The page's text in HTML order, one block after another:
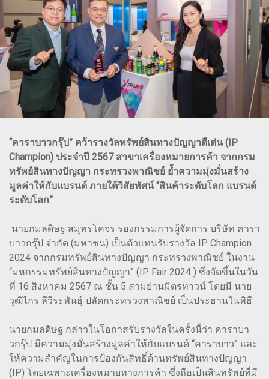
“คาราบาวกรุ๊ป” คว้ารางวัลทรัพย์สินทางปัญญาดีเด่น (IP
Champion) ประจำปี 2567 สาขาเครื่องหมายการค้า จากกรม
ทรัพย์สินทางปัญญา กระทรวงพาณิชย์ ย้ำความมุ่งมั่นสร้าง
มูลค่าให้กับแบรนด์ ภายใต้วิสัยทัศน์ “สินค้าระดับโลก แบรนด์
ระดับโลก”
นายกมลดิษฐ สมุทรโคจร รองกรรมการผู้จัดการ บริษัท คารา
บาวกรุ๊ป จำกัด (มหาชน) เป็นตัวแทนรับรางวัล IP Champion
2024 จากกรมทรัพย์สินทางปัญญา กระทรวงพาณิชย์ ในงาน
“มหกรรมทรัพย์สินทางปัญญา” (IP Fair 2024 ) ซึ่งจัดขึ้นในวัน
ที่ 16 สิงหาคม 2567 ณ ชั้น 5 สามย่านมิตรทาวน์ โดยมี นาย
วุฒิไกร ลีวีระพันธุ์ ปลัดกระทรวงพาณิชย์ เป็นประธานในพิธี
นายกมลดิษฐ กล่าวในโอกาสรับรางวัลในครั้งนี้ว่า คาราบา
วกรุ๊ป มีความมุ่งมั่นสร้างมูลค่าให้กับแบรนด์ “คาราบาว” และ
ให้ความสำคัญในการป้องกันสิทธิ์ด้านทรัพย์สินทางปัญญา
(IP) โดยเฉพาะเครื่องหมายทางการค้า ซึ่งถือเป็นสินทรัพย์ที่มี